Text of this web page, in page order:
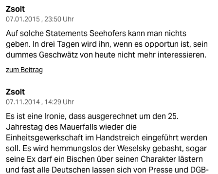
genossenschaft
epaper login
Zsolt
07.01.2015 , 23:50 Uhr
Auf solche Statements Seehofers kann man nichts
geben. In drei Tagen wird ihn, wenn es opportun ist, sein
dummes Geschwätz von heute nicht mehr interessieren.
zum Beitrag
Zsolt
07.11.2014 , 14:29 Uhr
Es ist eine Ironie, dass ausgerechnet um den 25.
Jahrestag des Mauerfalls wieder die
Einheitsgewerkschaft im Handstreich eingeführt werden
soll. Es wird hemmungslos der Weselsky gebasht, sogar
seine Ex darf ein Bischen über seinen Charakter lästern
und fast alle Deutschen lassen sich von Presse und DGB-